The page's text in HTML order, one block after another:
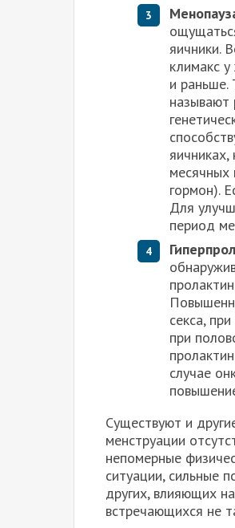
яичники.
климакс
и раньше.
называют
яичниках,
месячных
гормон).
Для
период
секса,
при
случае
Существуют и
менструации
непомерные
ситуации, сильные
других, влияющих
встречающихся не